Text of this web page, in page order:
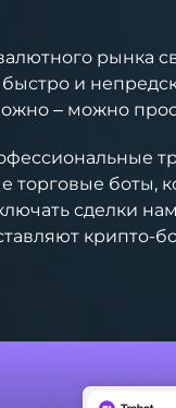
рынка
и
– можно
торговые боты,
сделки
крипто-